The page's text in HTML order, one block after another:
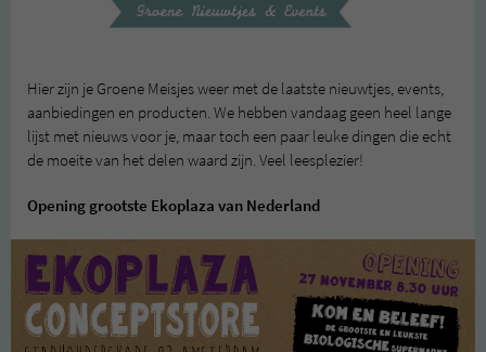
Hier zijn je Groene Meisjes weer met de laatste nieuwtjes, events,
aanbiedingen en producten. We hebben vandaag geen heel lange
lijst met nieuws voor je, maar toch een paar leuke dingen die echt
de moeite van het delen waard zijn. Veel leesplezier!
Opening grootste Ekoplaza van Nederland